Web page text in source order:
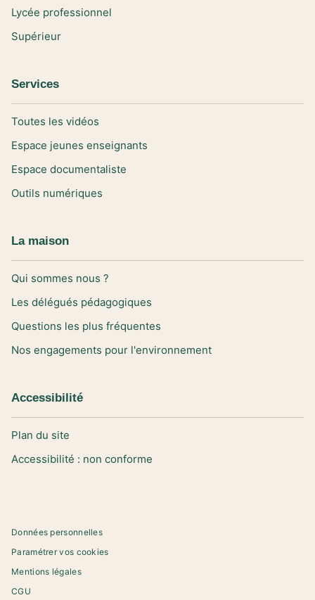
Lycée professionnel
Supérieur
Services
Toutes les vidéos
Espace jeunes enseignants
Espace documentaliste
Outils numériques
La maison
Qui sommes nous ?
Les délégués pédagogiques
Questions les plus fréquentes
Nos engagements pour l'environnement
Accessibilité
Plan du site
Accessibilité : non conforme
Données personnelles
Paramétrer vos cookies
Mentions légales
CGU